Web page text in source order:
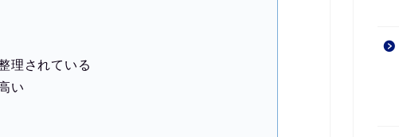
理されている
い